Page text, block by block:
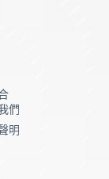
們
明